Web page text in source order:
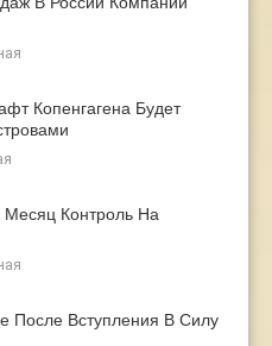
Копенгагена Будет
Контроль На
Вступления В Силу